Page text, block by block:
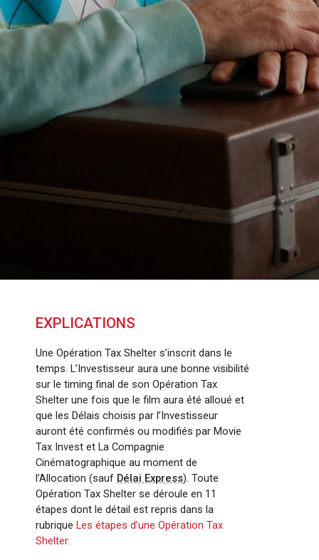
EXPLICATIONS
Une Opération Tax Shelter s’inscrit dans le
temps. L’Investisseur aura une bonne visibilité
sur le timing final de son Opération Tax
Shelter une fois que le film aura été alloué et
que les Délais choisis par l’Investisseur
auront été confirmés ou modifiés par Movie
Tax Invest et La Compagnie
Cinématographique au moment de
l’Allocation (sauf Délai Express). Toute
Opération Tax Shelter se déroule en 11
étapes dont le détail est repris dans la
rubrique Les étapes d’une Opération Tax
Shelter.